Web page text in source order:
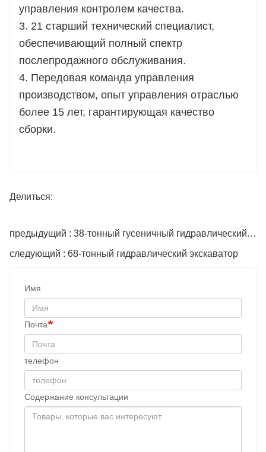
управления контролем качества.
3. 21 старший технический специалист,
обеспечивающий полный спектр
послепродажного обслуживания.
4. Передовая команда управления
производством, опыт управления отраслью
более 15 лет, гарантирующая качество
сборки.
Делиться:
предыдущий : 38-тонный гусеничный гидравлический экскаватор
следующий : 68-тонный гидравлический экскаватор
Имя
Почта
телефон
Содержание консультации